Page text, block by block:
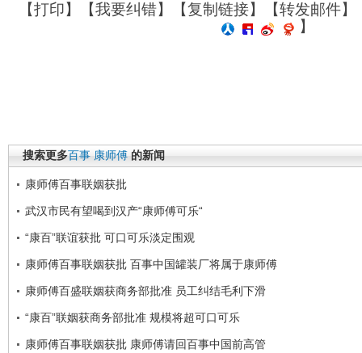
【打印】【我要纠错】【复制链接】【转发邮件】
】
搜索更多百事 康师傅 的新闻
康师傅百事联姻获批
武汉市民有望喝到汉产“康师傅可乐“
“康百”联谊获批 可口可乐淡定围观
康师傅百事联姻获批 百事中国罐装厂将属于康师傅
康师傅百盛联姻获商务部批准 员工纠结毛利下滑
“康百”联姻获商务部批准 规模将超可口可乐
康师傅百事联姻获批 康师傅请回百事中国前高管